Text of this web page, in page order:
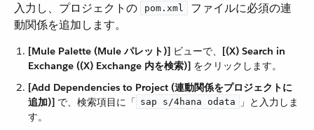
入力し、プロジェクトの ​
pom.xml
​ ファイルに必須の連
動関係を追加します。
[Mule Palette (Mule パレット)] ​ ビューで、​ [(X) Search in
Exchange ((X) Exchange 内を検索)] ​ をクリックします。
[Add Dependencies to Project (連動関係をプロジェクトに
追加)] ​ で、検索項目に「​ sap s/4hana odata
​」と入力しま
す。